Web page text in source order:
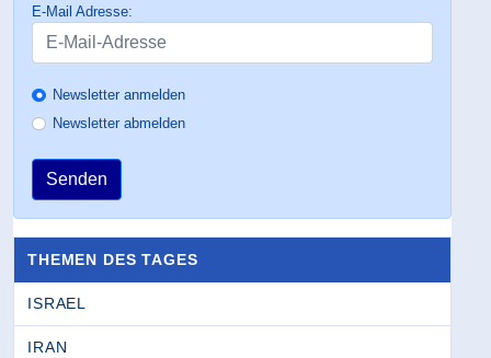
E-Mail Adresse:
Newsletter anmelden
Newsletter abmelden
Senden
THEMEN DES TAGES
ISRAEL
IRAN